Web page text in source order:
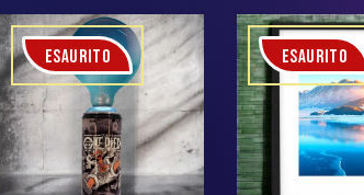
ESAURITO ESAURITO